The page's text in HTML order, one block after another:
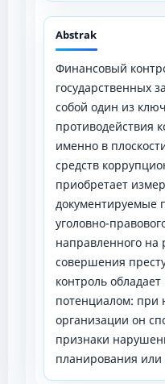
Abstrak
Финансовый
государственных
собой один из
противодействия
именно в
средств
приобретает
документируемые
уголовно-
направленного на
совершения
контроль
потенциалом: при
организации он
признаки
планирования или